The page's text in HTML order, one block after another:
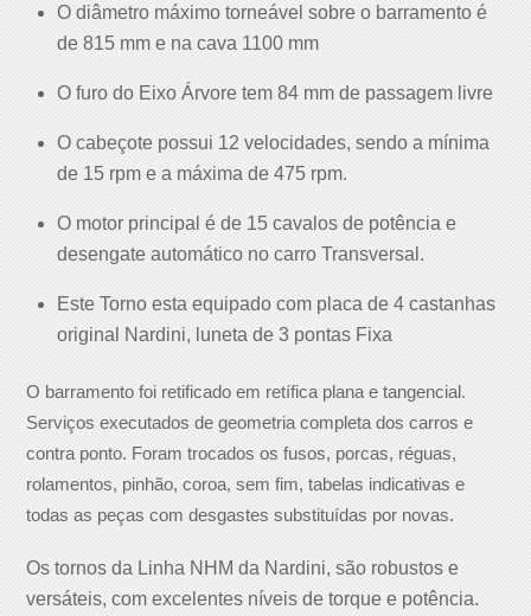
O diâmetro máximo torneável sobre o barramento é
de 815 mm e na cava 1100 mm
O furo do Eixo Árvore tem 84 mm de passagem livre
O cabeçote possui 12 velocidades, sendo a mínima
de 15 rpm e a máxima de 475 rpm.
O motor principal é de 15 cavalos de potência e
desengate automático no carro Transversal.
Este Torno esta equipado com placa de 4 castanhas
original Nardini, luneta de 3 pontas Fixa
O barramento foi retificado em retífica plana e tangencial.
Serviços executados de geometria completa dos carros e
contra ponto. Foram trocados os fusos, porcas, réguas,
rolamentos, pinhão, coroa, sem fim, tabelas indicativas e
todas as peças com desgastes substituídas por novas.
Os tornos da Linha NHM da Nardini, são robustos e
versáteis, com excelentes níveis de torque e potência.